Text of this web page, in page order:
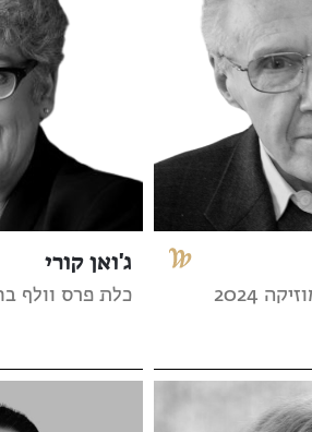
2024
ג'ואן קורי
כלת פרס וולף